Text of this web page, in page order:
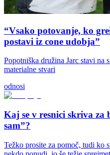
“Vsako potovanje, ko
postavi iz cone udobja”
Popotniška družina Jarc stavi na
materialne stvari
odnosi
Kaj se v resnici skriva za
sam”?
Težko prosite za pomoč, tudi ko